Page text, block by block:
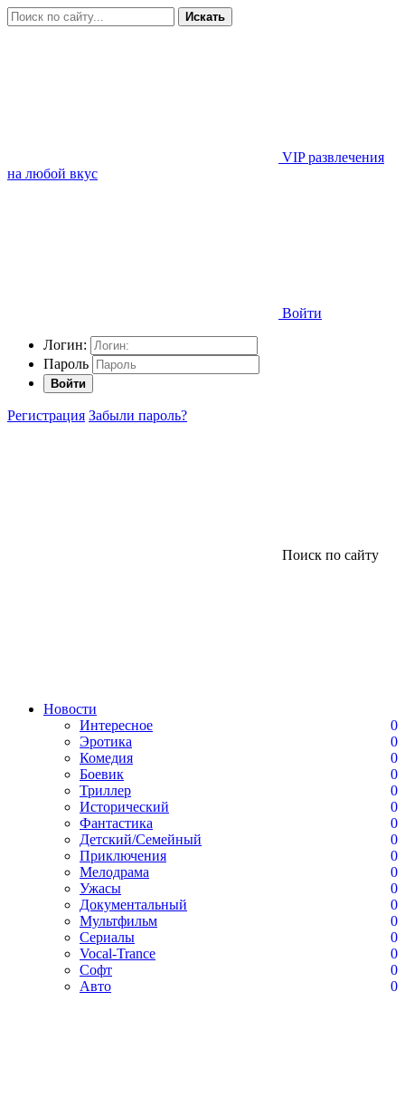
Искать
VIP развлечения
на любой вкус
Войти
Логин:
Пароль
Войти
Регистрация Забыли пароль?
Поиск по сайту
Новости
Интересное
0
Эротика
0
Комедия
0
Боевик
0
Триллер
0
Исторический
0
Фантастика
0
Детский/Семейный
0
Приключения
0
Мелодрама
0
Ужасы
0
Документальный
0
Мультфильм
0
Сериалы
0
Vocal-Trance
0
Софт
0
Авто
0